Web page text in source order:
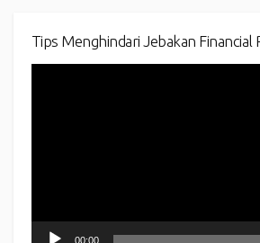
Tips Menghindari Jebakan Financial
00:00